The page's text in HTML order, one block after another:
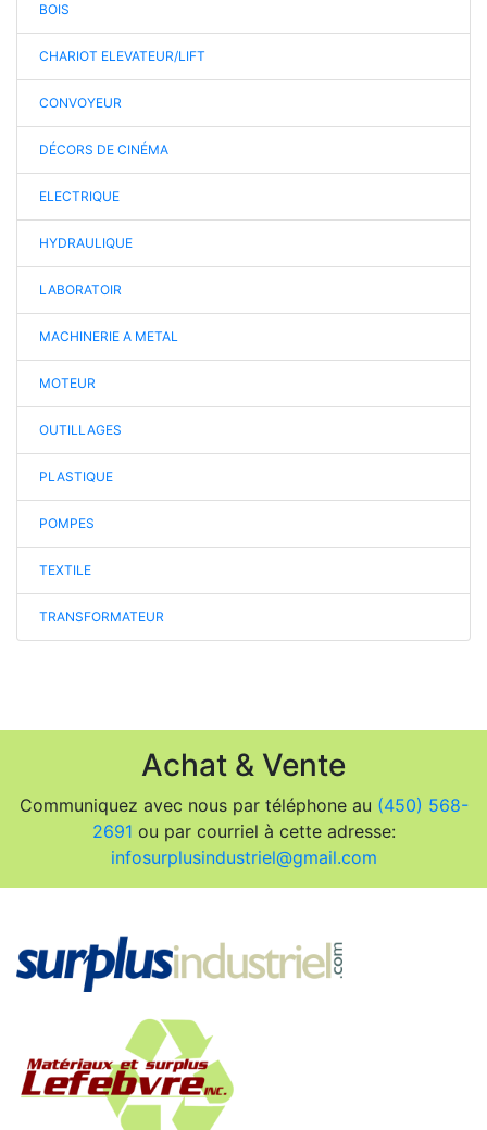
BOIS
CHARIOT ELEVATEUR/LIFT
CONVOYEUR
DÉCORS DE CINÉMA
ELECTRIQUE
HYDRAULIQUE
LABORATOIR
MACHINERIE A METAL
MOTEUR
OUTILLAGES
PLASTIQUE
POMPES
TEXTILE
TRANSFORMATEUR
Achat & Vente
Communiquez avec nous par téléphone au (450) 568-
2691 ou par courriel à cette adresse:
infosurplusindustriel@gmail.com